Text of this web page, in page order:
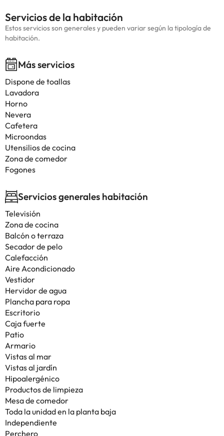
Servicios de la habitación
Estos servicios son generales y pueden variar según la tipología de
habitación.
Más servicios
Dispone de toallas
Lavadora
Horno
Nevera
Cafetera
Microondas
Utensilios de cocina
Zona de comedor
Fogones
Servicios generales habitación
Televisión
Zona de cocina
Balcón o terraza
Secador de pelo
Calefacción
Aire Acondicionado
Vestidor
Hervidor de agua
Plancha para ropa
Escritorio
Caja fuerte
Patio
Armario
Vistas al mar
Vistas al jardín
Hipoalergénico
Productos de limpieza
Mesa de comedor
Toda la unidad en la planta baja
Independiente
Perchero